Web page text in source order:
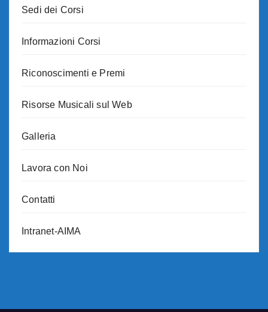
Sedi dei Corsi
Informazioni Corsi
Riconoscimenti e Premi
Risorse Musicali sul Web
Galleria
Lavora con Noi
Contatti
Intranet-AIMA